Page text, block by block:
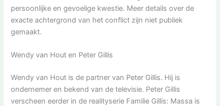
persoonlijke en gevoelige kwestie. Meer details over de
exacte achtergrond van het conflict zijn niet publiek
gemaakt.
Wendy van Hout en Peter Gillis
Wendy van Hout is de partner van Peter Gillis. Hij is
ondernemer en bekend van de televisie. Peter Gillis
verscheen eerder in de realityserie Familie Gillis: Massa is